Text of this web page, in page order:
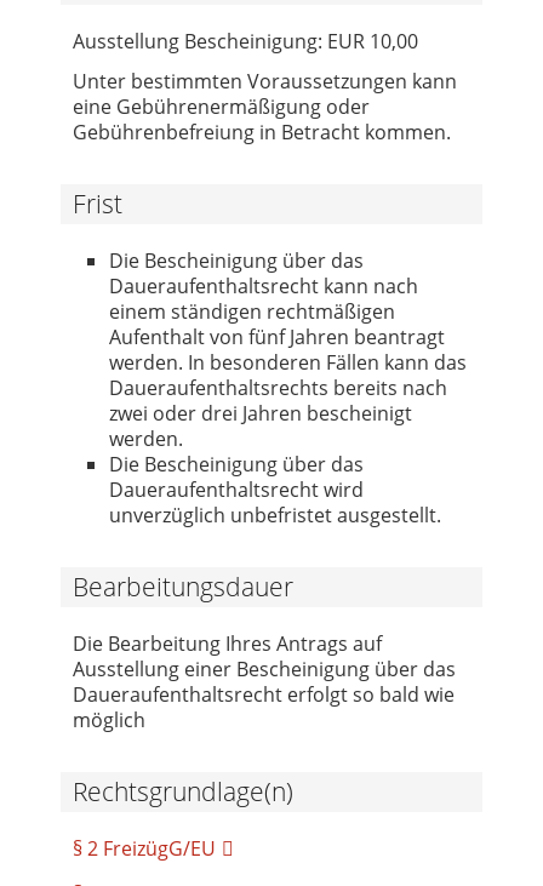
Ausstellung Bescheinigung: EUR 10,00
Unter bestimmten Voraussetzungen kann
eine Gebührenermäßigung oder
Gebührenbefreiung in Betracht kommen.
Frist
Die Bescheinigung über das
Daueraufenthaltsrecht kann nach
einem ständigen rechtmäßigen
Aufenthalt von fünf Jahren beantragt
werden. In besonderen Fällen kann das
Daueraufenthaltsrechts bereits nach
zwei oder drei Jahren bescheinigt
werden.
Die Bescheinigung über das
Daueraufenthaltsrecht wird
unverzüglich unbefristet ausgestellt.
Bearbeitungsdauer
Die Bearbeitung Ihres Antrags auf
Ausstellung einer Bescheinigung über das
Daueraufenthaltsrecht erfolgt so bald wie
möglich
Rechtsgrundlage(n)
§ 2 FreizügG/EU